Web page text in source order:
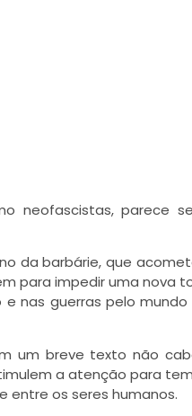
neofascistas, parece
da barbárie, que
para impedir uma nova
nas guerras pelo
um breve texto não
a atenção para
entre os seres humanos.